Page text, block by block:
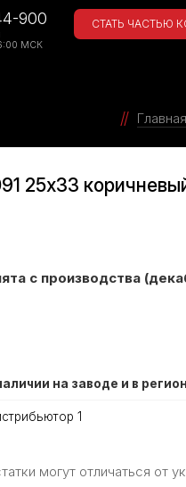
900
МСК
СТАТЬ ЧАСТЬЮ
Главная
25х33
с производства
на заводе и в
1
могут отличаться от